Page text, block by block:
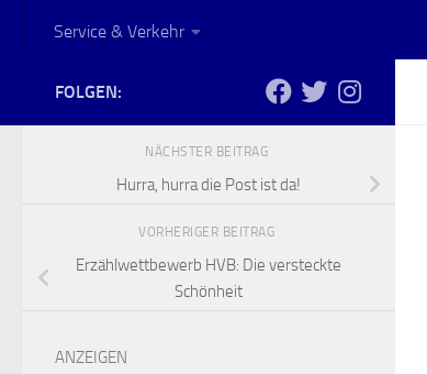
Service & Verkehr
FOLGEN:
NÄCHSTER BEITRAG
Hurra, hurra die Post ist da!
VORHERIGER BEITRAG
Erzählwettbewerb HVB: Die versteckte
Schönheit
ANZEIGEN